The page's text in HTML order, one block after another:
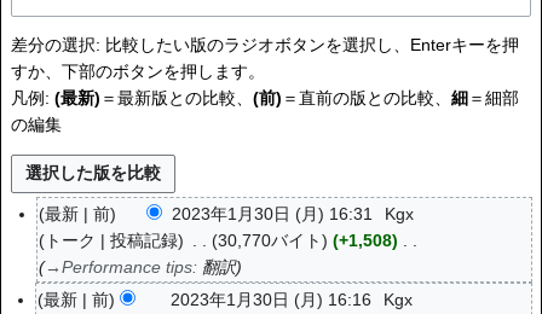
差分の選択: 比較したい版のラジオボタンを選択し、Enterキーを押
すか、下部のボタンを押します。
凡例: (最新) ＝最新版との比較、 (前) ＝直前の版との比較、 細＝細部
の編集
2
3
最新 前 2023年1月30日 (月) 16:31
Kgx
トーク
投稿記録 30,770バイト
+1,508
→Performance tips: 翻訳
最新
前 2023年1月30日 (月) 16:16
Kgx